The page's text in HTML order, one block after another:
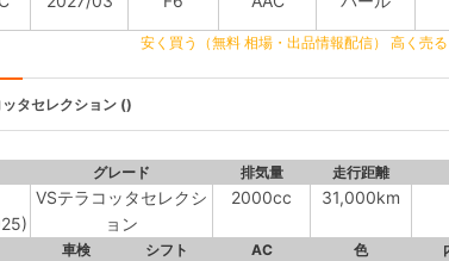
安く買う（無料 相場・出品情報配信） 高く売
タセレクション ()
グレード 排気量 走行距離
VSテラコッタセレクシ
ョン
2000cc 31,000km
車検 シフト AC 色